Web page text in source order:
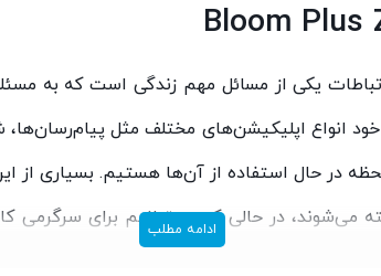
یکی از مسائل مهم زندگی است که به
انواع اپلیکیشن‌های مختلف مثل پیام‌رسان‌ها،
در حال استفاده از آن‌ها هستیم. بسیاری از
می‌شوند، در حالی که می‌توانیم برای سرگرمی
ادامه مطلب